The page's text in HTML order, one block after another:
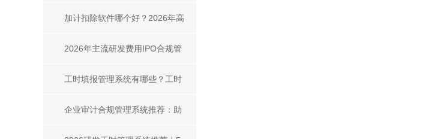
系统对比
加计扣除软件哪个好？2026年高
适配选型指南
2026年主流研发费用IPO合规管
理系统选型指南
工时填报管理系统有哪些？工时
填报系统推荐｜高性价比选型指
企业审计合规管理系统推荐：助